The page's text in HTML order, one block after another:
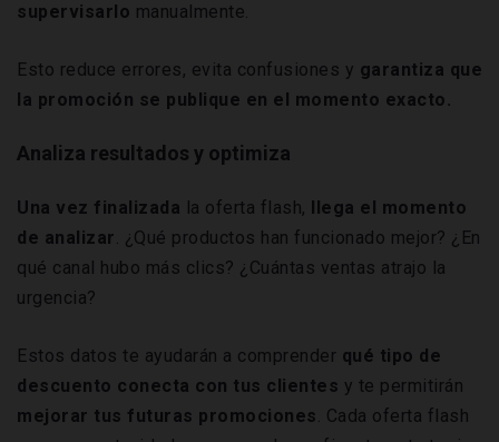
supervisarlo manualmente.
Esto reduce errores, evita confusiones y garantiza que
la promoción se publique en el momento exacto.
Analiza resultados y optimiza
Una vez finalizada la oferta flash,
llega el momento
de analizar. ¿Qué productos han funcionado mejor? ¿En
qué canal hubo más clics? ¿Cuántas ventas atrajo la
urgencia?
Estos datos te ayudarán a comprender qué tipo de
descuento conecta con tus clientes y te permitirán
mejorar tus futuras promociones. Cada oferta flash